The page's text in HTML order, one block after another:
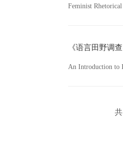
Feminist Rhetorical
《语言田野调
An Introduction to